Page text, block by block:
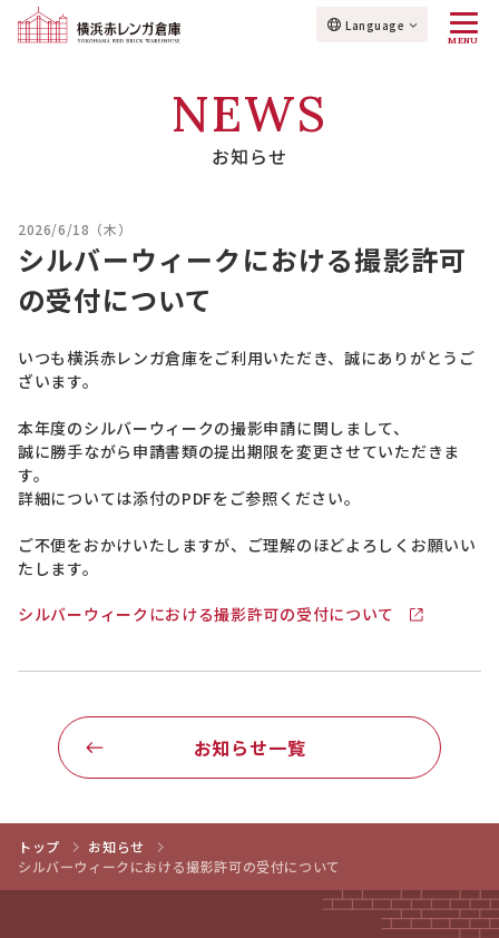
Language
MENU
NEWS
お知らせ
2026/6/18（木）
シルバーウィークにおける撮影許可
の受付について
いつも横浜赤レンガ倉庫をご利用いただき、誠にありがとうご
ざいます。
本年度のシルバーウィークの撮影申請に関しまして、
誠に勝手ながら申請書類の提出期限を変更させていただきま
す。
詳細については添付のPDFをご参照ください。
ご不便をおかけいたしますが、ご理解のほどよろしくお願いい
たします。
シルバーウィークにおける撮影許可の受付について
お知らせ一覧
トップ
お知らせ
シルバーウィークにおける撮影許可の受付について